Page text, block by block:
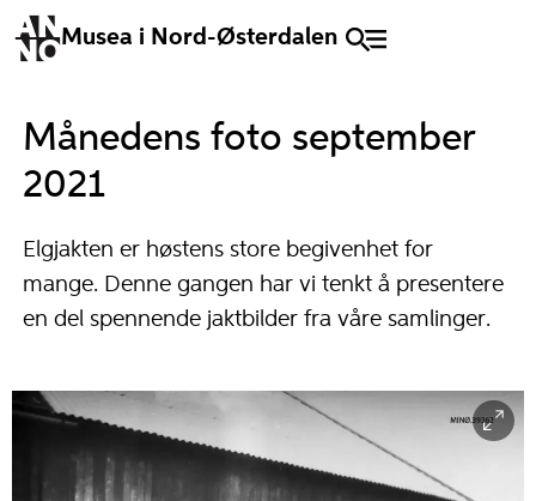
Musea i Nord-Østerdalen
Månedens foto september
2021
Elgjakten er høstens store begivenhet for
mange. Denne gangen har vi tenkt å presentere
en del spennende jaktbilder fra våre samlinger.